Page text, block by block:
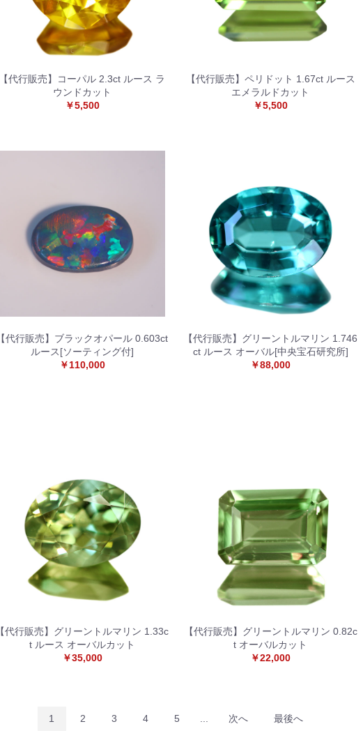
【代行販売】コーパル 2.3ct ルース ラ
ウンドカット
￥5,500
【代行販売】ペリドット 1.67ct ルース
エメラルドカット
￥5,500
【代行販売】ブラックオパール 0.603ct
ルース[ソーティング付]
￥110,000
【代行販売】グリーントルマリン 1.746
ct ルース オーバル[中央宝石研究所]
￥88,000
【代行販売】グリーントルマリン 1.33c
t ルース オーバルカット
￥35,000
【代行販売】グリーントルマリン 0.82c
t オーバルカット
￥22,000
1 2 3 4 5 次へ 最後へ